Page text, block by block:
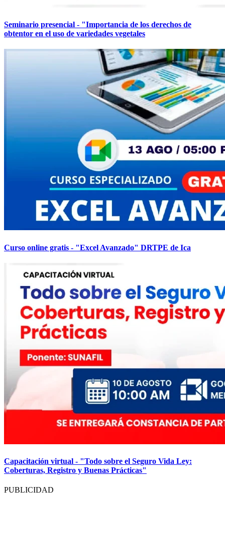
Seminario presencial - "Importancia de los derechos de
obtentor en el uso de variedades vegetales
Curso online gratis - "Excel Avanzado" DRTPE de Ica
Capacitación virtual - "Todo sobre el Seguro Vida Ley:
Coberturas, Registro y Buenas Prácticas"
PUBLICIDAD